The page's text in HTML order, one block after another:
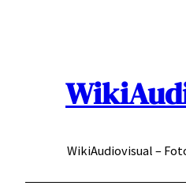
WikiAudiovisual –